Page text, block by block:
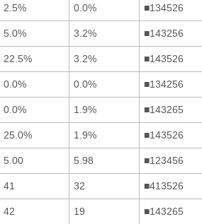
2.5% 0.0% ■134526
5.0% 3.2% ■143256
22.5% 3.2% ■143526
0.0% 0.0% ■134256
0.0% 1.9% ■143265
25.0% 1.9% ■143526
5.00 5.98 ■123456
41 32 ■413526
42 19 ■143265